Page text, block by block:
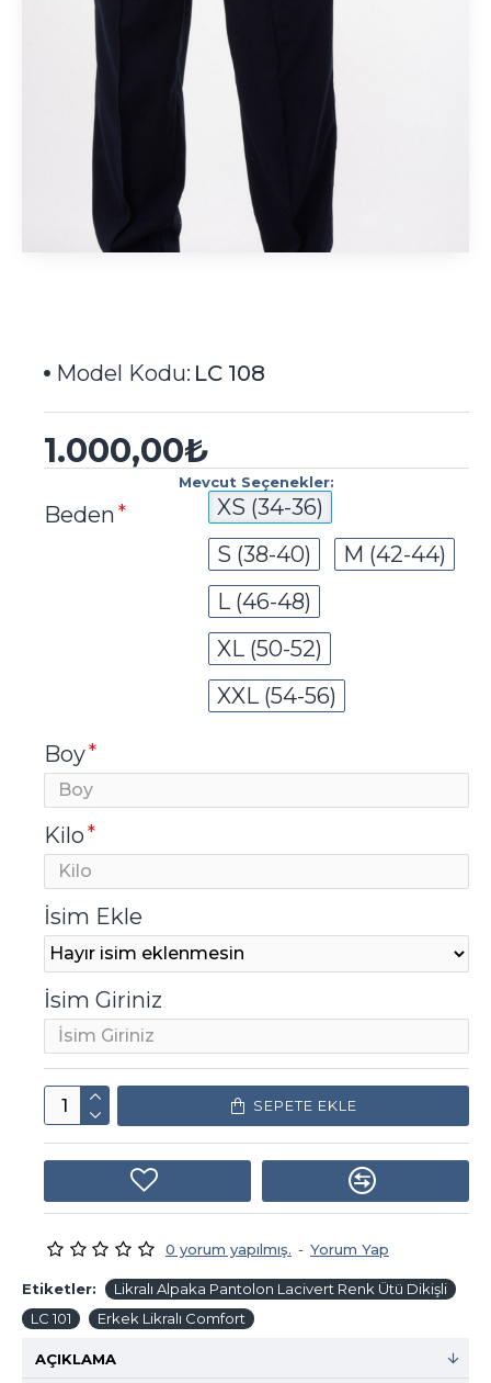
0 yorum yapılmış. - Yorum Yap
1.000,00₺
Model Kodu: LC 108
Mevcut Seçenekler:
Beden
XS (34-36)
S (38-40)
M (42-44)
L (46-48)
XL (50-52)
XXL (54-56)
Boy
Kilo
İsim Ekle
İsim Giriniz
SEPETE EKLE
Etiketler:
Likralı Alpaka Pantolon Lacivert Renk Ütü Dikişli
LC 101
Erkek Likralı Comfort
AÇIKLAMA